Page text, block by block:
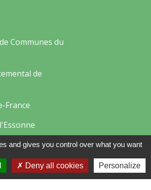
Communes du
de
France
Plan du site - Gestion des cookies
and gives you control over what you want
Deny all cookies Personalize